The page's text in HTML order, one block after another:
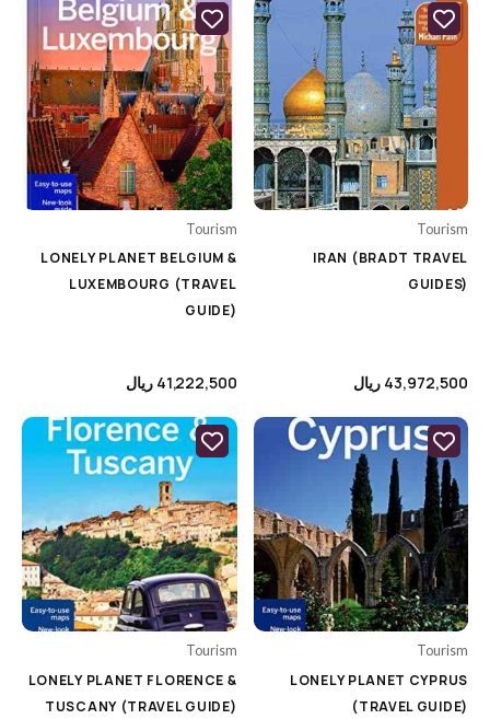
Category
Uncategorized
Animation's Art Books
Architecture
Biography
Cars & Motorcycle
Cinema, Music & Photography
Comics & Manga
Design
Encyclopedia
Entertainment
Fantasy Fiction
Fashion
General Arts
Graphic Design
Tourism
IRAN (BRADT TRAVEL
GUIDES)
43,972,500 ریال
Tourism
LONELY PLANET BELGIUM &
LUXEMBOURG (TRAVEL
GUIDE)
41,222,500 ریال
Tourism
LONELY PLANET CYPRUS
(TRAVEL GUIDE)
Tourism
LONELY PLANET FLORENCE &
TUSCANY (TRAVEL GUIDE)